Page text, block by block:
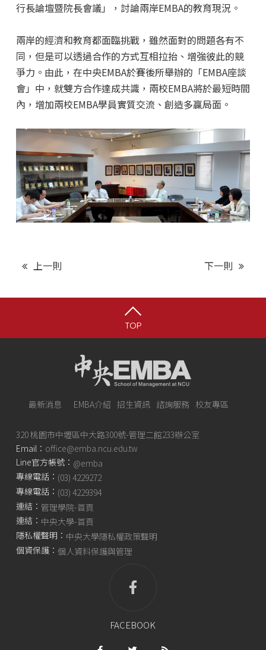
行長論壇暨院長會議」，討論兩岸EMBA的教育現況。
兩岸的經濟和教育都面臨挑戰，雖然面對的問題各有不
同，但是可以透過合作的方式互相拉抬、增強彼此的競
爭力。由此，在中央EMBA於賽後所舉辦的「EMBA座談
會」中，就雙方合作達成共識，兩校EMBA將於最短時間
內，增加兩校EMBA學員實質交流、創造多贏局面。
上一則 下一則
TOP
最新消息 EMBA介紹 招生資訊 諮詢服務 校友專區
320 桃園市中壢區中大路300號-管理二館233辦公室
Email： office@emba.ncu.edu.tw
Line官方帳號： @emba
專線電話： (03) 4229272
專線電話： (03) 4229394
連結： 管理學院-首頁
連結： 中央大學-首頁
隱私權聲明： 中央大學隱私權政策聲明
個資保護： 個人資料保護與管理
FACEBOOK